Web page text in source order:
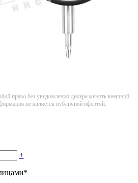
право без уведомления дилера менять внешний
не является публичной офертой.
+
*